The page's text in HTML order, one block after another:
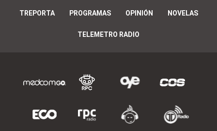
TREPORTA PROGRAMAS OPINIÓN NOVELAS
TELEMETRO RADIO